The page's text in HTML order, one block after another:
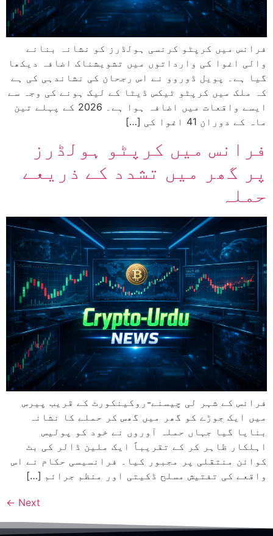
فرانس میں کرپٹو کرنسی ہولڈرز کو نشانہ بنانے
والی اغوا کی وارداتوں میں تشویشناک اضافہ دیکھا
گیا ہے۔ پویل ڈوروو نے اس رجحان کی نشاندہی کی ہے
کہ ملک میں کرپٹو ٹیکس ڈیٹا کے لیک ہونے کی وجہ سے
ایسے واقعات میں اضافہ ہوا ہے۔ 2026 کے پہلے تین
ماہ کے دوران 41 اغوا کی […]
فرانس میں کرپٹو ہولڈرز
پر گھر میں تشدد کے ذریعے
حملہ
فرانس کے شہر لی چیسنے-روکینکورٹ کے قریب پیرس
میں ایک جوڑے کو گھر میں گھس کر حملے کا نشانہ
بنایا گیا جہاں حملہ آوروں نے خود کو پولیس
اہلکار ظاہر کر کے تقریباً ایک ملین ڈالر کی بٹ
کوائن منتقلی پر مجبور کیا۔ فرانسیسی حکام نے اس
واقعے کی تفتیش مسلح ڈکیتی اور منظم جرائم […]
Next
←